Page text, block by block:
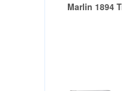
Marlin 1894